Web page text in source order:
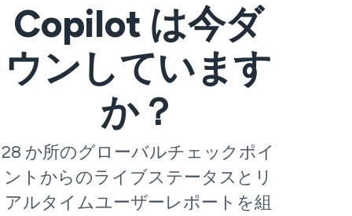
Copilot は今ダ
ウンしています
か？
28 か所のグローバルチェックポイ
ントからのライブステータスとリ
アルタイムユーザーレポートを組